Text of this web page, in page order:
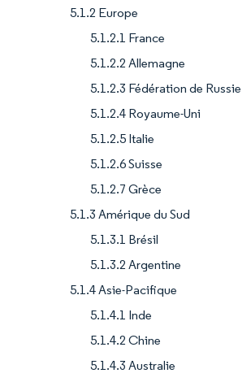
5.1.2 Europe
5.1.2.1 France
5.1.2.2 Allemagne
5.1.2.3 Fédération de Russie
5.1.2.4 Royaume-Uni
5.1.2.5 Italie
5.1.2.6 Suisse
5.1.2.7 Grèce
5.1.3 Amérique du Sud
5.1.3.1 Brésil
5.1.3.2 Argentine
5.1.4 Asie-Pacifique
5.1.4.1 Inde
5.1.4.2 Chine
5.1.4.3 Australie